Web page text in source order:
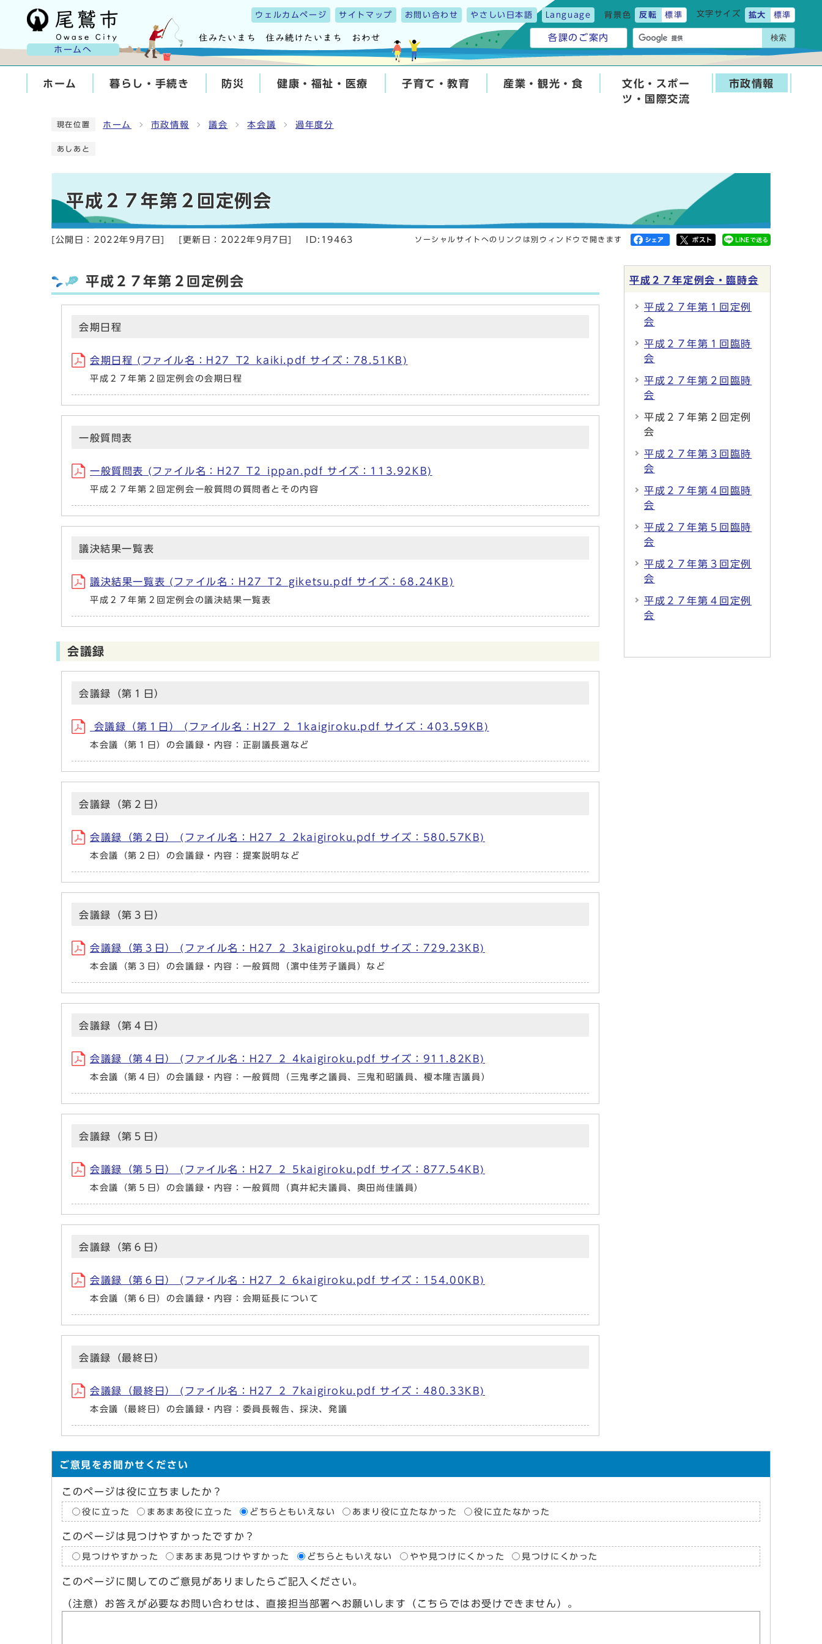
ホームへ
ウェルカムページ サイトマップ お問い合わせ やさしい日本語 Language 背景色 反転 標準 文字サイズ 拡大 標準
各課のご案内 検索
ホーム 暮らし・手続き 防災 健康・福祉・医療 子育て・教育 産業・観光・食
文化・スポー
ツ・国際交流
市政情報
現在位置 ホーム 市政情報 議会 本会議 過年度分
あしあと
平成２７年第２回定例会
[公開日： 2022年9月7日 [更新日： 2022年9月7日 ID:19463 ソーシャルサイトへのリンクは別ウィンドウで開きます
平成２７年第２回定例会
会期日程
会期日程 (ファイル名：H27_T2_kaiki.pdf サイズ：78.51KB)
平成２７年第２回定例会の会期日程
一般質問表
一般質問表 (ファイル名：H27_T2_ippan.pdf サイズ：113.92KB)
平成２７年第２回定例会一般質問の質問者とその内容
議決結果一覧表
議決結果一覧表 (ファイル名：H27_T2_giketsu.pdf サイズ：68.24KB)
平成２７年第２回定例会の議決結果一覧表
会議録
会議録（第１日）
会議録（第１日） (ファイル名：H27_2_1kaigiroku.pdf サイズ：403.59KB)
本会議（第１日）の会議録・内容：正副議長選など
会議録（第２日）
会議録（第２日） (ファイル名：H27_2_2kaigiroku.pdf サイズ：580.57KB)
本会議（第２日）の会議録・内容：提案説明など
会議録（第３日）
会議録（第３日） (ファイル名：H27_2_3kaigiroku.pdf サイズ：729.23KB)
本会議（第３日）の会議録・内容：一般質問（濵中佳芳子議員）など
会議録（第４日）
会議録（第４日） (ファイル名：H27_2_4kaigiroku.pdf サイズ：911.82KB)
本会議（第４日）の会議録・内容：一般質問（三鬼孝之議員、三鬼和昭議員、榎本隆吉議員）
会議録（第５日）
会議録（第５日） (ファイル名：H27_2_5kaigiroku.pdf サイズ：877.54KB)
本会議（第５日）の会議録・内容：一般質問（真井紀夫議員、奥田尚佳議員）
会議録（第６日）
会議録（第６日） (ファイル名：H27_2_6kaigiroku.pdf サイズ：154.00KB)
本会議（第６日）の会議録・内容：会期延長について
会議録（最終日）
会議録（最終日） (ファイル名：H27_2_7kaigiroku.pdf サイズ：480.33KB)
本会議（最終日）の会議録・内容：委員長報告、採決、発議
平成２７年定例会・臨時会
平成２７年第１回定例
会
平成２７年第１回臨時
会
平成２７年第２回臨時
会
平成２７年第２回定例
会
平成２７年第３回臨時
会
平成２７年第４回臨時
会
平成２７年第５回臨時
会
平成２７年第３回定例
会
平成２７年第４回定例
会
ご意見をお聞かせください
このページは役に立ちましたか？
役に立った まあまあ役に立った どちらともいえない あまり役に立たなかった 役に立たなかった
このページは見つけやすかったですか？
見つけやすかった まあまあ見つけやすかった どちらともいえない やや見つけにくかった 見つけにくかった
このページに関してのご意見がありましたらご記入ください。
（注意）お答えが必要なお問い合わせは、直接担当部署へお願いします（こちらではお受けできません）。